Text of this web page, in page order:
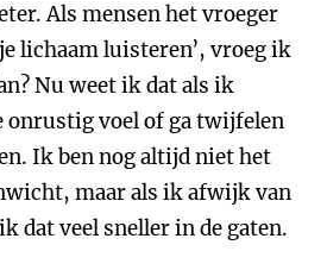
Als mensen het vroeger
lichaam luisteren’, vroeg ik
Nu weet ik dat als ik
voel of ga twijfelen
Ik ben nog altijd niet het
maar als ik afwijk van
dat veel sneller in de gaten.